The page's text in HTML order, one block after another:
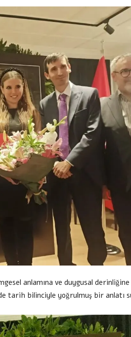
anlamına ve duygusal derinliğine
tarih bilinciyle yoğrulmuş bir anlatı